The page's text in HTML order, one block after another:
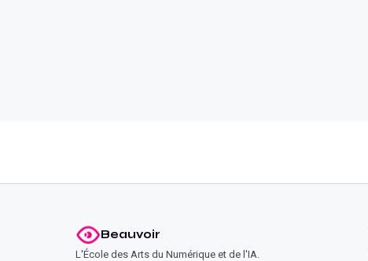
Beauvoir
L'École des Arts du Numérique et de l'IA.